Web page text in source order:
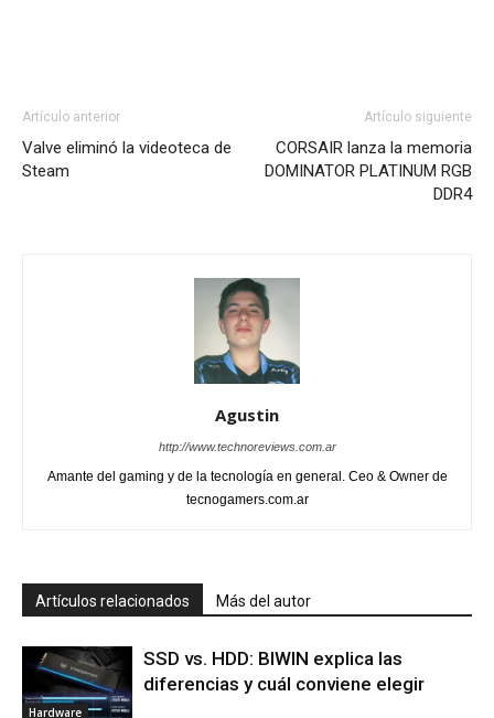
Artículo anterior
Valve eliminó la videoteca de
Steam
Artículo siguiente
CORSAIR lanza la memoria
DOMINATOR PLATINUM RGB
DDR4
Agustin
http://www.technoreviews.com.ar
Amante del gaming y de la tecnología en general. Ceo & Owner de
tecnogamers.com.ar
Artículos relacionados Más del autor
Hardware
SSD vs. HDD: BIWIN explica las
diferencias y cuál conviene elegir